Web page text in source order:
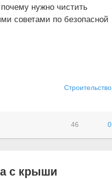
нужно чистить
советами по безопасной
Строительство
46 0
с крыши